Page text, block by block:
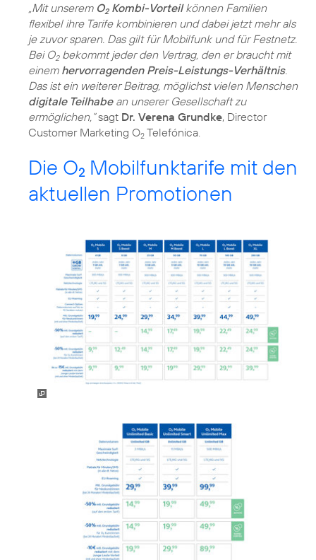
„Mit unserem O2Kombi-Vorteilkönnen Familien
flexibel ihre Tarife kombinieren und dabei jetzt mehr als
je zuvor sparen. Das gilt für Mobilfunk und für Festnetz.
Bei O2bekommt jeder den Vertrag, den er braucht mit
einem hervorragenden Preis-Leistungs-Verhältnis.
Das ist ein weiterer Beitrag, möglichst vielen Menschen
digitale Teilhabean unserer Gesellschaft zu
ermöglichen,“sagt Dr. Verena Grundke, Director
Customer Marketing O2 Telefónica.
Die O2 Mobilfunktarife mit den
aktuellen Promotionen